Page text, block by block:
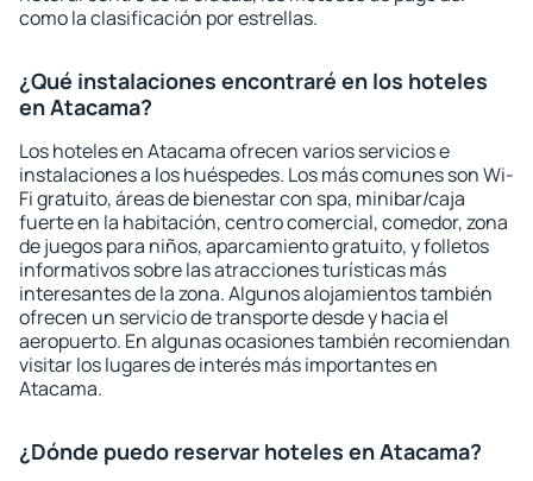
como la clasificación por estrellas.
¿Qué instalaciones encontraré en los hoteles
en Atacama?
Los hoteles en Atacama ofrecen varios servicios e
instalaciones a los huéspedes. Los más comunes son Wi-
Fi gratuito, áreas de bienestar con spa, minibar/caja
fuerte en la habitación, centro comercial, comedor, zona
de juegos para niños, aparcamiento gratuito, y folletos
informativos sobre las atracciones turísticas más
interesantes de la zona. Algunos alojamientos también
ofrecen un servicio de transporte desde y hacia el
aeropuerto. En algunas ocasiones también recomiendan
visitar los lugares de interés más importantes en
Atacama.
¿Dónde puedo reservar hoteles en Atacama?